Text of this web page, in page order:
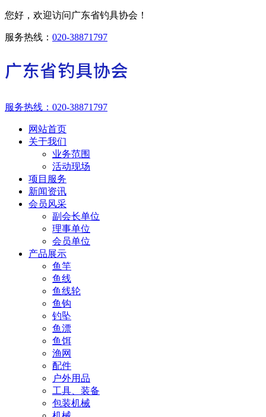
您好，欢迎访问广东省钓具协会！
服务热线： 020-38871797
服务热线： 020-38871797
网站首页
关于我们
业务范围
活动现场
项目服务
新闻资讯
会员风采
副会长单位
理事单位
会员单位
产品展示
鱼竿
鱼线
鱼线轮
鱼钩
钓坠
鱼漂
鱼饵
渔网
配件
户外用品
工具、装备
包装机械